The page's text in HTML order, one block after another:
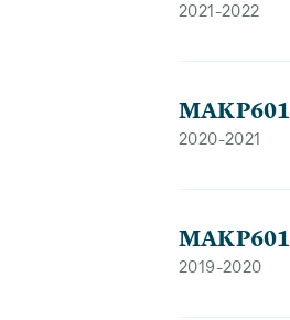
2021-2022
2020-2021
2019-2020